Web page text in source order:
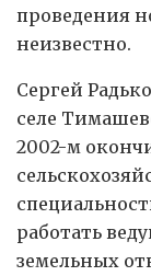
проведения
неизвестно.
Сергей
селе
2002-м
работать
земельных